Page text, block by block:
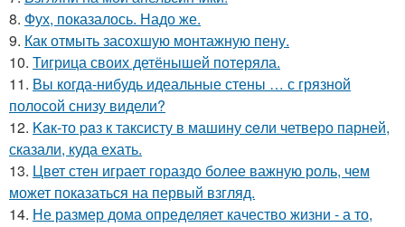
8. Фух, показалось. Надо же.
9. Как отмыть засохшую монтажную пену.
10. Тигрица своих детёнышей потеряла.
11. Вы когда-нибудь идеальные стены … с грязной
полосой снизу видели?
12. Kaк-то paз к таксисту в машину ceли четверо парней,
сказали, куда ехать.
13. Цвет стен играет гораздо более важную роль, чем
может показаться на первый взгляд.
14. Не размер дома определяет качество жизни - а то,